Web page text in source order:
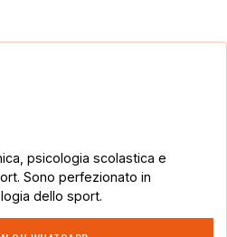
psicologia scolastica e
Sono perfezionato in
dello sport.